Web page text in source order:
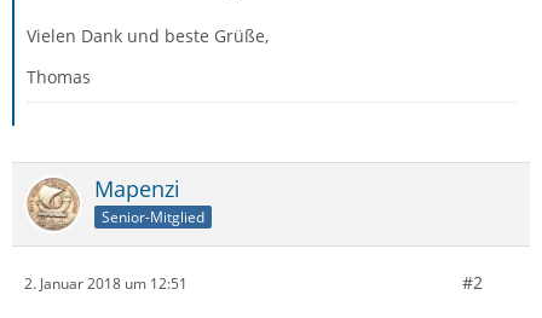
Vielen Dank und beste Grüße,
Thomas
Mapenzi
Senior-Mitglied
2. Januar 2018 um 12:51 #2